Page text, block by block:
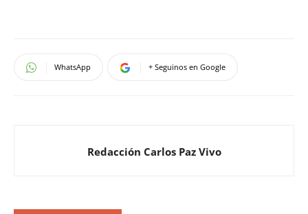
WhatsApp + Seguinos en Google
Redacción Carlos Paz Vivo